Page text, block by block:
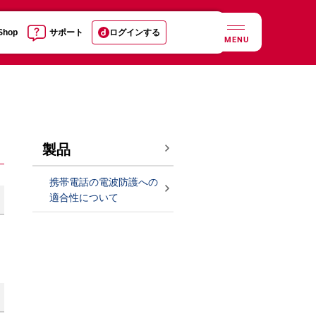
サポート ログインする
MENU
製品
携帯電話の電波防護への
適合性について